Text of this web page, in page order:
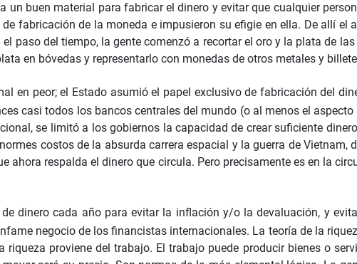
un buen material para fabricar el dinero y evitar que cualquier
fabricación de la moneda e impusieron su efigie en ella. De allí
paso del tiempo, la gente comenzó a recortar el oro y la plata de
en bóvedas y representarlo con monedas de otros metales y
en peor; el Estado asumió el papel exclusivo de fabricación del
casi todos los bancos centrales del mundo (o al menos el
se limitó a los gobiernos la capacidad de crear suficiente
costos de la absurda carrera espacial y la guerra de Vietnam,
ahora respalda el dinero que circula. Pero precisamente es en la
dinero cada año para evitar la inflación y/o la devaluación, y
negocio de los financistas internacionales. La teoría de la
riqueza proviene del trabajo. El trabajo puede producir bienes o